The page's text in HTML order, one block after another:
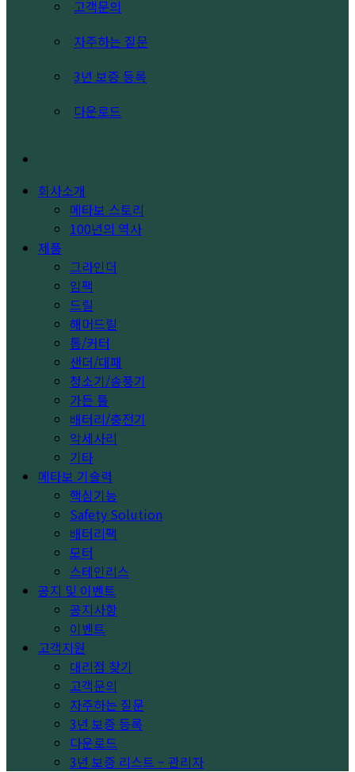
고객문의
자주하는 질문
3년 보증 등록
다운로드
회사소개
메타보 스토리
100년의 역사
제품
그라인더
임팩
드릴
해머드릴
톱/커터
샌더/대패
청소기/송풍기
가든 툴
배터리/충전기
악세사리
기타
메타보 기술력
핵심기능
Safety Solution
배터리팩
모터
스테인리스
공지 및 이벤트
공지사항
이벤트
고객지원
대리점 찾기
고객문의
자주하는 질문
3년 보증 등록
다운로드
3년 보증 리스트 – 관리자